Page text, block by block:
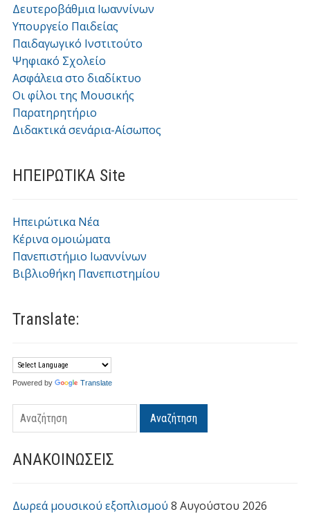
Δευτεροβάθμια Ιωαννίνων
Υπουργείο Παιδείας
Παιδαγωγικό Ινστιτούτο
Ψηφιακό Σχολείο
Ασφάλεια στο διαδίκτυο
Οι φίλοι της Μουσικής
Παρατηρητήριο
Διδακτικά σενάρια-Αίσωπος
ΗΠΕΙΡΩΤΙΚΑ Site
Ηπειρώτικα Νέα
Κέρινα ομοιώματα
Πανεπιστήμιο Ιωαννίνων
Βιβλιοθήκη Πανεπιστημίου
Translate:
Powered by Translate
Αναζήτηση
ΑΝΑΚΟΙΝΩΣΕΙΣ
Δωρεά μουσικού εξοπλισμού 8 Αυγούστου 2026